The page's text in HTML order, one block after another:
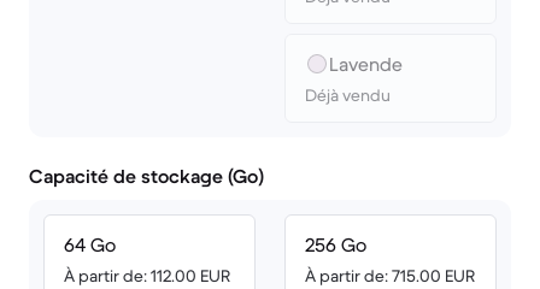
Lavende
Déjà vendu
Capacité de stockage (Go)
64 Go
À partir de: 112.00 EUR
256 Go
À partir de: 715.00 EUR